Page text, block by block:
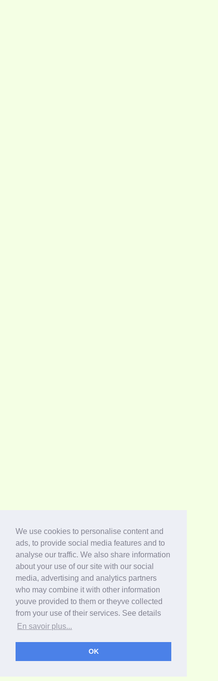
We use cookies to personalise content and
ads, to provide social media features and to
analyse our traffic. We also share information
about your use of our site with our social
media, advertising and analytics partners
who may combine it with other information
youve provided to them or theyve collected
from your use of their services. See details
En savoir plus...
OK